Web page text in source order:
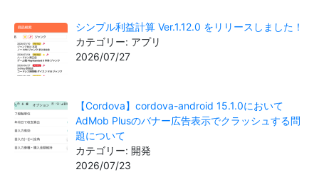
シンプル利益計算 Ver.1.12.0 をリリースしました！
カテゴリー: アプリ
2026/07/27
【Cordova】cordova-android 15.1.0において
AdMob Plusのバナー広告表示でクラッシュする問
題について
カテゴリー: 開発
2026/07/23